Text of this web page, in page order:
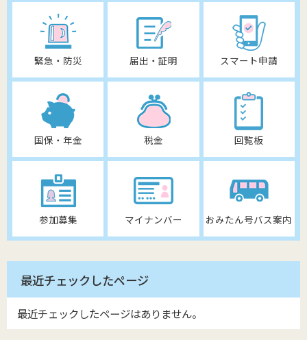
緊急・防災 届出・証明 スマート申請
国保・年金 税金 回覧板
参加募集 マイナンバー おみたん号バス案内
最近チェックしたページ
最近チェックしたページはありません。